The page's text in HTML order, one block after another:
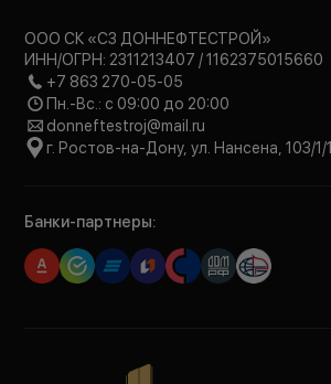
ООО СК «СЗ ДОННЕФТЕСТРОЙ»
ИНН/ОГРН: 2311213407 / 1162375015660
+7 863 270-05-05
Пн.-Вс.: с 09:00 до 20:00
donneftestroj@mail.ru
г. Ростов-на-Дону, ул. Нансена, 103/1/1
Банки-партнеры: